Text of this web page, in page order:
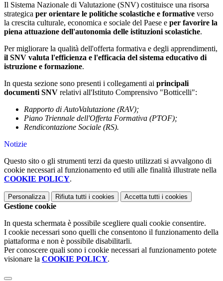
Il Sistema Nazionale di Valutazione (SNV) costituisce una risorsa
strategica per orientare le politiche scolastiche e formative verso
la crescita culturale, economica e sociale del Paese e per favorire la
piena attuazione dell'autonomia delle istituzioni scolastiche.
Per migliorare la qualità dell'offerta formativa e degli apprendimenti,
il SNV valuta l'efficienza e l'efficacia del sistema educativo di
istruzione e formazione.
In questa sezione sono presenti i collegamenti ai principali
documenti SNV relativi all'Istituto Comprensivo "Botticelli":
Rapporto di AutoValutazione (RAV);
Piano Triennale dell'Offerta Formativa (PTOF);
Rendicontazione Sociale (RS).
Notizie
Questo sito o gli strumenti terzi da questo utilizzati si avvalgono di
cookie necessari al funzionamento ed utili alle finalità illustrate nella
COOKIE POLICY.
Personalizza Rifiuta tutti i cookies Accetta tutti i cookies
Gestione cookie
In questa schermata è possibile scegliere quali cookie consentire.
I cookie necessari sono quelli che consentono il funzionamento della
piattaforma e non è possibile disabilitarli.
Per conoscere quali sono i cookie necessari al funzionamento potete
visionare la COOKIE POLICY.